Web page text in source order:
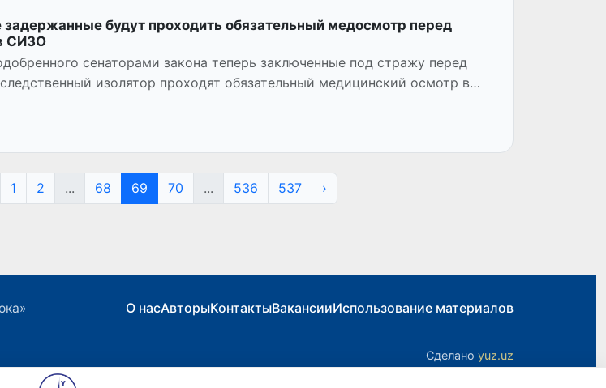
задержанные будут проходить обязательный медосмотр перед
СИЗО
сенаторами закона теперь заключенные под стражу перед
изолятор проходят обязательный медицинский осмотр в
1 2 ... 68 69 70 ... 536 537 ›
О насАвторыКонтактыВакансииИспользование материалов
Сделано yuz.uz